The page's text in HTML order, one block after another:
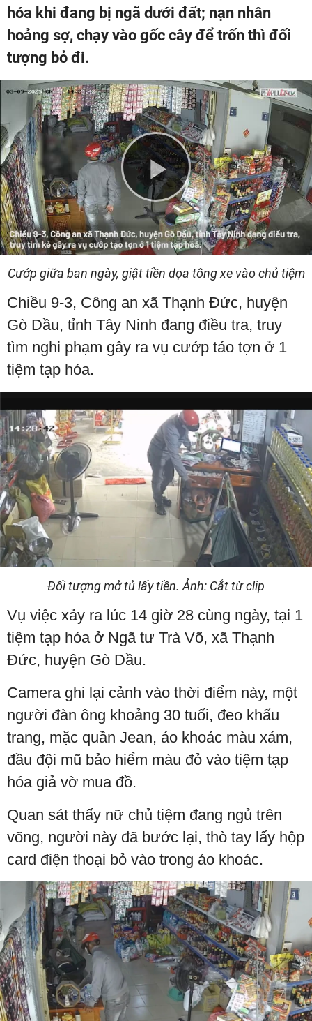
hóa khi đang bị ngã dưới đất; nạn nhân
hoảng sợ, chạy vào gốc cây để trốn thì đối
tượng bỏ đi.
Play
Video
Cướp giữa ban ngày, giật tiền dọa tông xe vào chủ tiệm
Chiều 9-3, Công an xã Thạnh Đức, huyện
Gò Dầu, tỉnh Tây Ninh đang điều tra, truy
tìm nghi phạm gây ra vụ cướp táo tợn ở 1
tiệm tạp hóa.
Đối tượng mở tủ lấy tiền. Ảnh: Cắt từ clip
Vụ việc xảy ra lúc 14 giờ 28 cùng ngày, tại 1
tiệm tạp hóa ở Ngã tư Trà Võ, xã Thạnh
Đức, huyện Gò Dầu.
Camera ghi lại cảnh vào thời điểm này, một
người đàn ông khoảng 30 tuổi, đeo khẩu
trang, mặc quần Jean, áo khoác màu xám,
đầu đội mũ bảo hiểm màu đỏ vào tiệm tạp
hóa giả vờ mua đồ.
Quan sát thấy nữ chủ tiệm đang ngủ trên
võng, người này đã bước lại, thò tay lấy hộp
card điện thoại bỏ vào trong áo khoác.